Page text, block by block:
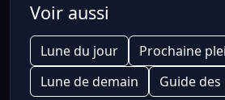
Voir aussi
Lune du jour
Prochaine
Lune de demain
Guide des